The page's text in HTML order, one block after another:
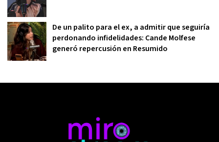
De un palito para el ex, a admitir que seguiría
perdonando infidelidades: Cande Molfese
generó repercusión en Resumido